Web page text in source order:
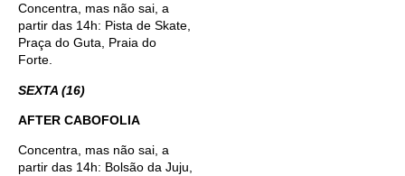
Concentra, mas não sai, a
partir das 14h: Pista de Skate,
Praça do Guta, Praia do
Forte.
SEXTA (16)
AFTER CABOFOLIA
Concentra, mas não sai, a
partir das 14h: Bolsão da Juju,